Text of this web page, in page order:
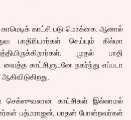
காமெடிக் காட்சி படு மொக்கை. ஆனால்
பாதிரியார்கள் செய்யும் கில்மா
முதல் பாதி
காட்சிளுடனே நகர்ந்து எப்படா
செக்ஸுவலான காட்சிகள் இல்லாமல்
பத்மராஜன், பரதன் போன்றவர்கள்